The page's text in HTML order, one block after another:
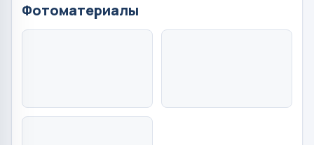
Фотоматериалы